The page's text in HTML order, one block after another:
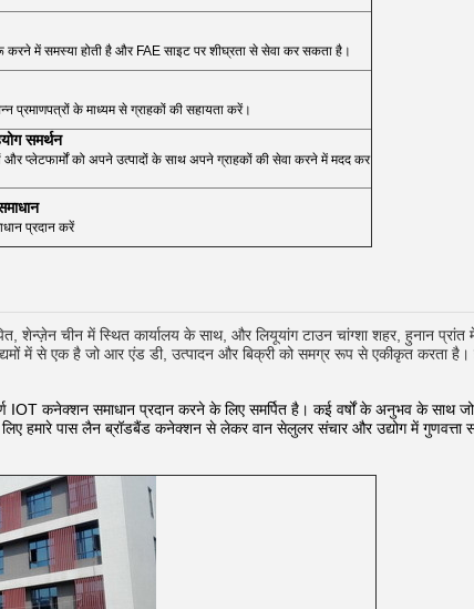
करने में समस्या होती है और FAE साइट पर शीघ्रता से सेवा कर सकता है।
प्रमाणपत्रों के माध्यम से ग्राहकों की सहायता करें।
समर्थन
और प्लेटफार्मों को अपने उत्पादों के साथ अपने ग्राहकों की सेवा करने में मदद कर
प्रदान करें
शेन्ज़ेन चीन में स्थित कार्यालय के साथ, और लियूयांग टाउन चांग्शा शहर, हुनान
में से एक है जो आर एंड डी, उत्पादन और बिक्री को समग्र रूप से एकीकृत करता है।
IOT कनेक्शन समाधान प्रदान करने के लिए समर्पित है। कई वर्षों के अनुभव के साथ
हमारे पास लैन ब्रॉडबैंड कनेक्शन से लेकर वान सेलुलर संचार और उद्योग में गुणवत्ता